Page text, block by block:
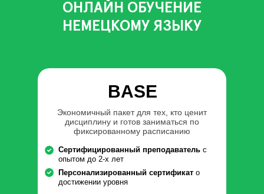
ОНЛАЙН ОБУЧЕНИЕ
НЕМЕЦКОМУ ЯЗЫКУ
Экономичный пакет для тех, кто ценит
дисциплину и готов заниматься по
фиксированному расписанию
Персонализированный сертификат о
достижении уровня
Сертифицированный преподаватель с
опытом до 2-х лет
BASE